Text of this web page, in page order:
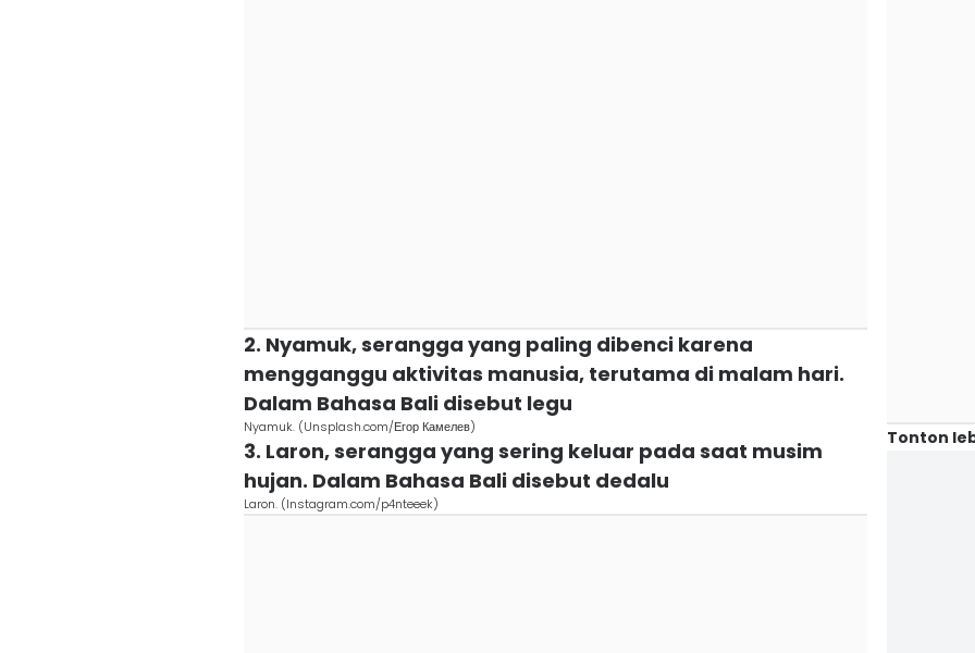
2. Nyamuk, serangga yang paling dibenci karena
mengganggu aktivitas manusia, terutama di malam hari.
Dalam Bahasa Bali disebut legu
Nyamuk. (Unsplash.com/Егор Камелев)
3. Laron, serangga yang sering keluar pada saat musim
hujan. Dalam Bahasa Bali disebut dedalu
Laron. (Instagram.com/p4nteeek)
Tonton